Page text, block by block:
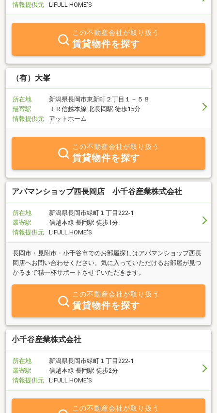
情報提供元 LIFULL HOME'S
この不動産会社が取り扱う
賃貸物件を探す
（有）大峯
所在地
新潟県長岡市東新町２丁目１－５８
最寄駅
ＪＲ信越本線 北長岡駅 徒歩15分
情報提供元
アットホーム
この不動産会社が取り扱う
賃貸物件を探す
アパマンショップ西長岡店 小千谷産業株式会社
所在地
新潟県長岡市緑町１丁目222-1
最寄駅
信越本線 長岡駅 徒歩1分
情報提供元
LIFULL HOME'S
長岡市・見附市・小千谷市でのお部屋探しはアパマンショップ西長
岡店へお問い合わせください。気に入っていただけるお部屋が見つ
かるまで精一杯サポートさせていただきます。
この不動産会社が取り扱う
賃貸物件を探す
小千谷産業株式会社
所在地
新潟県長岡市緑町１丁目222-1
最寄駅
信越本線 長岡駅 徒歩2分
情報提供元
LIFULL HOME'S
この不動産会社が取り扱う